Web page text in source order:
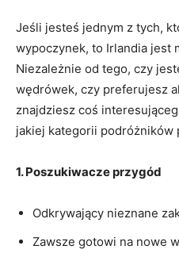
Jeśli jesteś jednym ‍z‍ tych,
‍wypoczynek, to Irlandia jest
Niezależnie od tego, czy
wędrówek, czy preferujesz
znajdziesz coś
jakiej⁤ kategorii podróżników
1. Poszukiwacze przygód
Odkrywający ⁣nieznane
Zawsze gotowi na ⁣nowe